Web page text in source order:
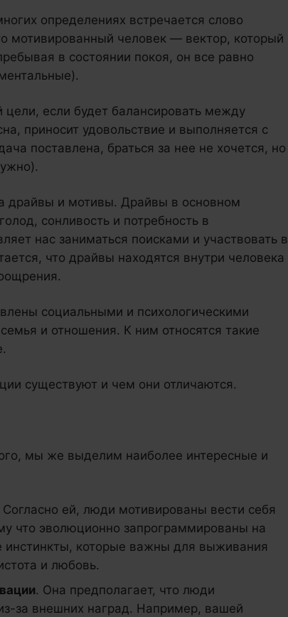
определениях встречается слово
мотивированный человек — вектор, который
в состоянии покоя, он все равно
если будет балансировать между
приносит удовольствие и выполняется с
поставлена, браться за нее не хочется, но
драйвы и мотивы. Драйвы в основном
сонливость и потребность в
нас заниматься поисками и участвовать в
что драйвы находятся внутри человека
социальными и психологическими
и отношения. К ним относятся такие
существуют и чем они отличаются.
мы же выделим наиболее интересные и
Согласно ей, люди мотивированы вести себя
что эволюционно запрограммированы на
инстинкты, которые важны для выживания
и любовь.
. Она предполагает, что люди
за внешних наград. Например, вашей